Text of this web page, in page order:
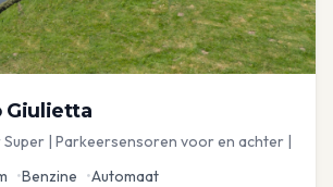
Giulietta
Super | Parkeersensoren voor en achter |
•Benzine •Automaat